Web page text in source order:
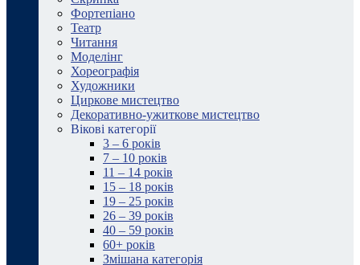
Фортепіано
Театр
Читання
Моделінг
Хореографія
Художники
Циркове мистецтво
Декоративно-ужиткове мистецтво
Вікові категорії
3 – 6 років
7 – 10 років
11 – 14 років
15 – 18 років
19 – 25 років
26 – 39 років
40 – 59 років
60+ років
Змішана категорія